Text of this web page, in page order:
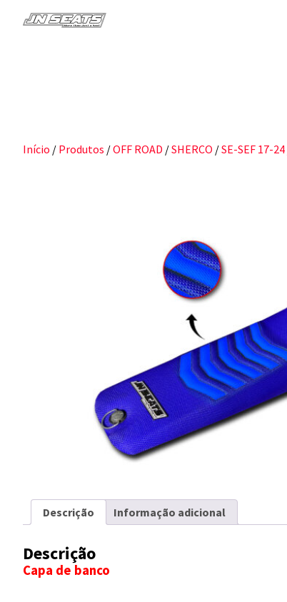
Início / Produtos /OFF ROAD /SHERCO /SE-SEF 17-24
Descrição Informação adicional
Descrição
Capa de banco